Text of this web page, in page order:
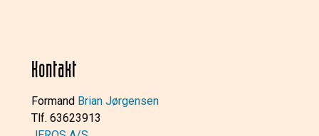
Kontakt
Formand Brian Jørgensen
Tlf. 63623913